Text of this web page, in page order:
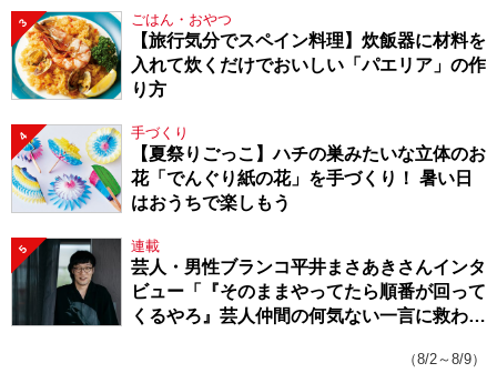
3 ごはん・おやつ
【旅行気分でスペイン料理】炊飯器に材料を
入れて炊くだけでおいしい「パエリア」の作
り方
4 手づくり
【夏祭りごっこ】ハチの巣みたいな立体のお
花「でんぐり紙の花」を手づくり！ 暑い日
はおうちで楽しもう
5 連載
芸人・男性ブランコ平井まさあきさんインタ
ビュー「『そのままやってたら順番が回って
くるやろ』芸人仲間の何気ない一言に救われ
（8/2～8/9）